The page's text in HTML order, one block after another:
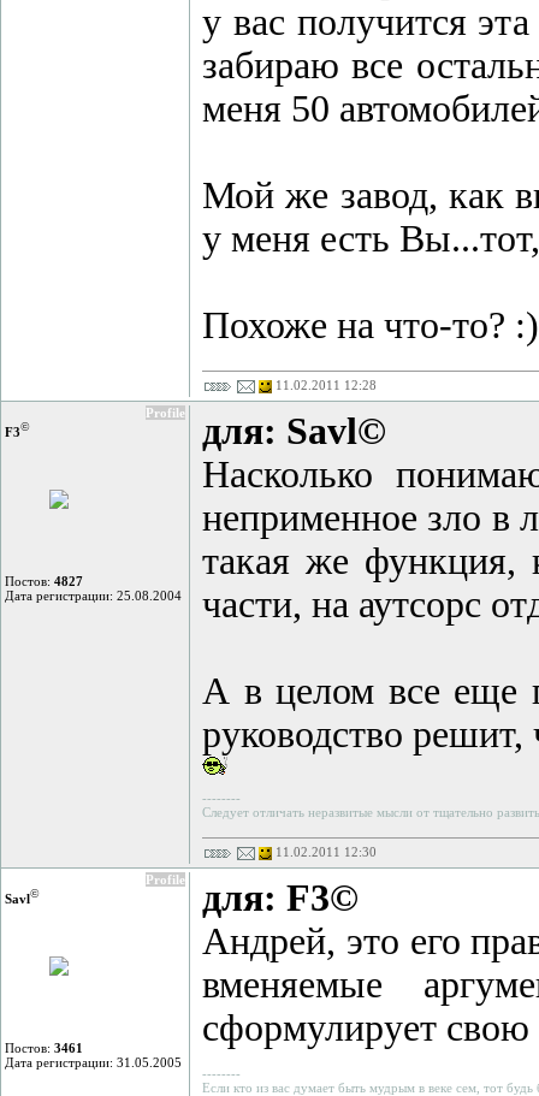
у вас получится
забираю все
меня 50
Мой же завод, как
у меня есть
Похоже на что-то? :)
11.02.2011 12:28
Profile
F3©
Постов: 4827
Дата регистрации: 25.08.2004
для: Savl©
Насколько
неприменное зло в
такая же
части, на аутсорс
А в целом все еще
руководство
--------
Следует отличать неразвитые мысли от тщательно
11.02.2011 12:30
Profile
Savl©
Постов: 3461
Дата регистрации: 31.05.2005
для: F3©
Андрей, это его
вменяемые
сформулирует
--------
Если кто из вас думает быть мудрым в веке сем, тот